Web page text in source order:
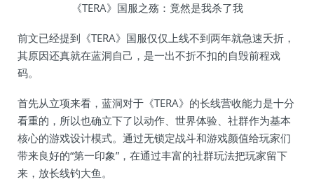
《TERA》国服之殇：竟然是我杀了我
前文已经提到《TERA》国服仅仅上线不到两年就急速夭折，
其原因还真就在蓝洞自己，是一出不折不扣的自毁前程戏
码。
首先从立项来看，蓝洞对于《TERA》的长线营收能力是十分
看重的，所以也确立下了以动作、世界体验、社群作为基本
核心的游戏设计模式。通过无锁定战斗和游戏颜值给玩家们
带来良好的“第一印象”，在通过丰富的社群玩法把玩家留下
来，放长线钓大鱼。